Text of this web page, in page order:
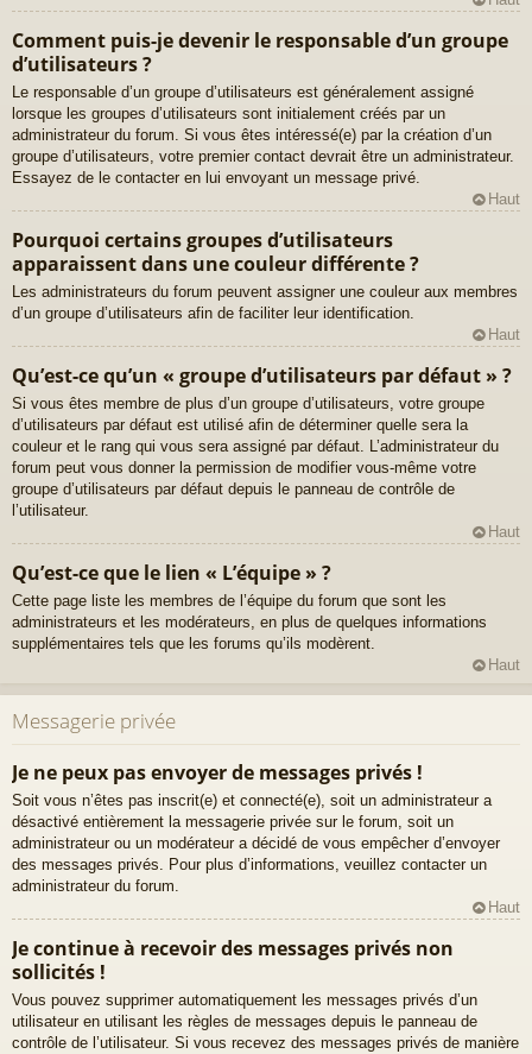
Comment puis-je devenir le responsable d’un groupe
d’utilisateurs ?
Le responsable d’un groupe d’utilisateurs est généralement assigné
lorsque les groupes d’utilisateurs sont initialement créés par un
administrateur du forum. Si vous êtes intéressé(e) par la création d’un
groupe d’utilisateurs, votre premier contact devrait être un administrateur.
Essayez de le contacter en lui envoyant un message privé.
Haut
Pourquoi certains groupes d’utilisateurs
apparaissent dans une couleur différente ?
Les administrateurs du forum peuvent assigner une couleur aux membres
d’un groupe d’utilisateurs afin de faciliter leur identification.
Haut
Qu’est-ce qu’un « groupe d’utilisateurs par défaut » ?
Si vous êtes membre de plus d’un groupe d’utilisateurs, votre groupe
d’utilisateurs par défaut est utilisé afin de déterminer quelle sera la
couleur et le rang qui vous sera assigné par défaut. L’administrateur du
forum peut vous donner la permission de modifier vous-même votre
groupe d’utilisateurs par défaut depuis le panneau de contrôle de
l’utilisateur.
Haut
Qu’est-ce que le lien « L’équipe » ?
Cette page liste les membres de l’équipe du forum que sont les
administrateurs et les modérateurs, en plus de quelques informations
supplémentaires tels que les forums qu’ils modèrent.
Haut
Messagerie privée
Je ne peux pas envoyer de messages privés !
Soit vous n’êtes pas inscrit(e) et connecté(e), soit un administrateur a
désactivé entièrement la messagerie privée sur le forum, soit un
administrateur ou un modérateur a décidé de vous empêcher d’envoyer
des messages privés. Pour plus d’informations, veuillez contacter un
administrateur du forum.
Haut
Je continue à recevoir des messages privés non
sollicités !
Vous pouvez supprimer automatiquement les messages privés d’un
utilisateur en utilisant les règles de messages depuis le panneau de
contrôle de l’utilisateur. Si vous recevez des messages privés de manière